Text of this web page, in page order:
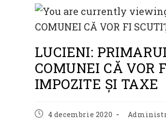
SEARCH
LUCIENI:
COMUNEI CĂ VOR
IMPOZITE ȘI TAXE
Post4 decembrie 2020
Post